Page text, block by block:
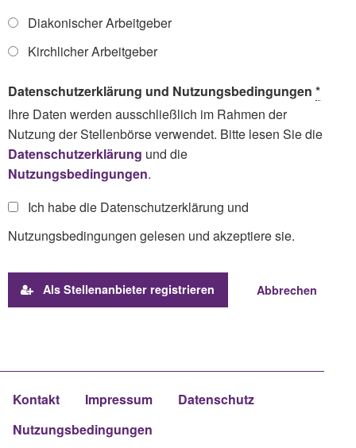
Diakonischer Arbeitgeber
Kirchlicher Arbeitgeber
Datenschutzerklärung und Nutzungsbedingungen *
Ihre Daten werden ausschließlich im Rahmen der
Nutzung der Stellenbörse verwendet. Bitte lesen Sie die
Datenschutzerklärung und die
Nutzungsbedingungen.
Nutzungsbedingungen gelesen und akzeptiere sie.
Als Stellenanbieter registrieren Abbrechen
Kontakt Impressum
Datenschutz
Nutzungsbedingungen